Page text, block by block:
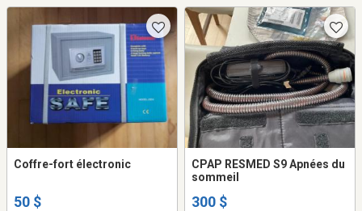
Coffre-fort électronic
50 $
CPAP RESMED S9 Apnées du
sommeil
300 $